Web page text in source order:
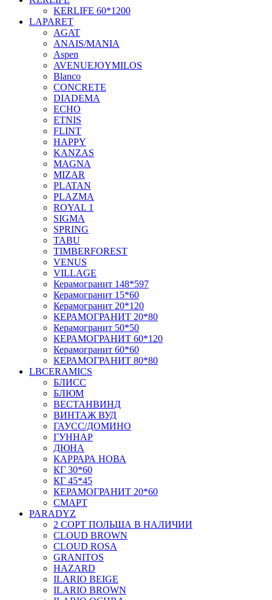
KERLIFE 60*1200
LAPARET
AGAT
ANAIS/MANIA
Aspen
AVENUEJOYMILOS
Blanco
CONCRETE
DIADEMA
ECHO
ETNIS
FLINT
HAPPY
KANZAS
MAGNA
MIZAR
PLATAN
PLAZMA
ROYAL 1
SIGMA
SPRING
TABU
TIMBERFOREST
VENUS
VILLAGE
Керамогранит 148*597
Керамогранит 15*60
Керамогранит 20*120
КЕРАМОГРАНИТ 20*80
Керамогранит 50*50
КЕРАМОГРАНИТ 60*120
Керамогранит 60*60
КЕРАМОГРАНИТ 80*80
LBCERAMICS
БЛИСС
БЛЮМ
ВЕСТАНВИНД
ВИНТАЖ ВУД
ГАУСС/ДОМИНО
ГУННАР
ДЮНА
КАРРАРА НОВА
КГ 30*60
КГ 45*45
КЕРАМОГРАНИТ 20*60
СМАРТ
PARADYZ
2 СОРТ ПОЛЬША В НАЛИЧИИ
CLOUD BROWN
CLOUD ROSA
GRANITOS
HAZARD
ILARIO BEIGE
ILARIO BROWN